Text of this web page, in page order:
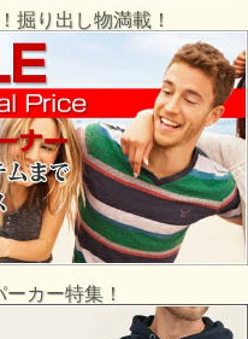
掘り出し物満載！
カー特集！